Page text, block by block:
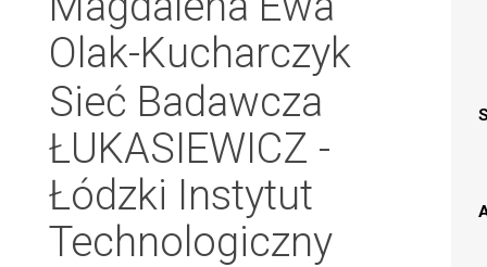
Olak-Kucharczyk
Sieć Badawcza
ŁUKASIEWICZ -
Łódzki Instytut
Technologiczny